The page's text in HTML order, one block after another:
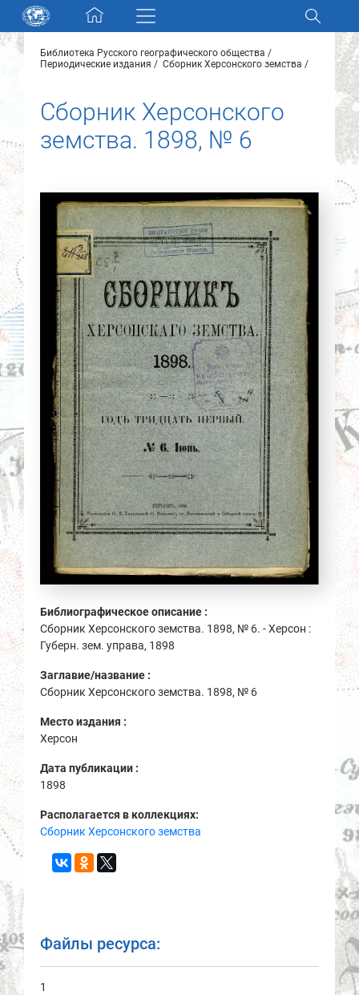
Skip navigation
Разделы и коллекции
Электронный каталог
Новости
О нас
Контакты
Партнеры
Найти
Библиотека Русского географического общества
Периодические издания
Сборник Херсонского земства
Сборник Херсонского
земства. 1898, № 6
Библиографическое описание :
Сборник Херсонского земства. 1898, № 6. - Херсон :
Губерн. зем. управа, 1898
Заглавие/название :
Сборник Херсонского земства. 1898, № 6
Место издания :
Херсон
Дата публикации :
1898
Располагается в коллекциях:
Сборник Херсонского земства
Файлы ресурса:
1